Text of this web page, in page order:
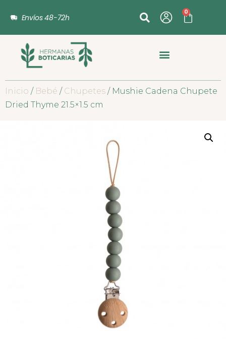
Envíos 48-72h
0
Inicio / Bebé / Chupetes / Mushie Cadena Chupete
Dried Thyme 21.5×1.5 cm